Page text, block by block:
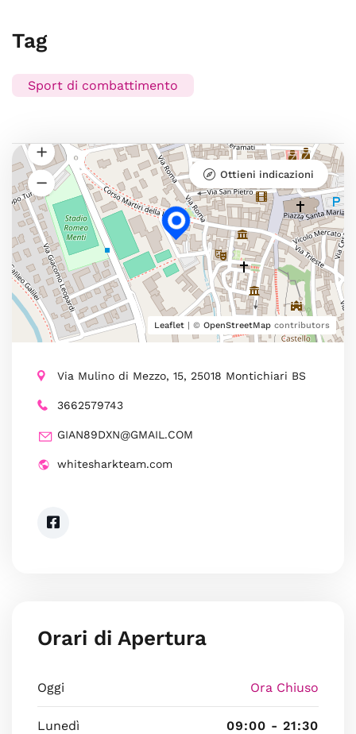
Tag
Sport di combattimento
Leaflet | © OpenStreetMap contributors
Ottieni indicazioni
Via Mulino di Mezzo, 15, 25018 Montichiari BS
3662579743
GIAN89DXN@GMAIL.COM
whitesharkteam.com
Orari di Apertura
Oggi Ora Chiuso
Lunedì 09:00 - 21:30